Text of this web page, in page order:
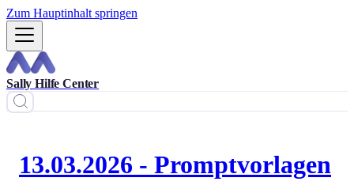
Zum Hauptinhalt springen
Sally Hilfe Center
13.03.2026 - Promptvorlagen